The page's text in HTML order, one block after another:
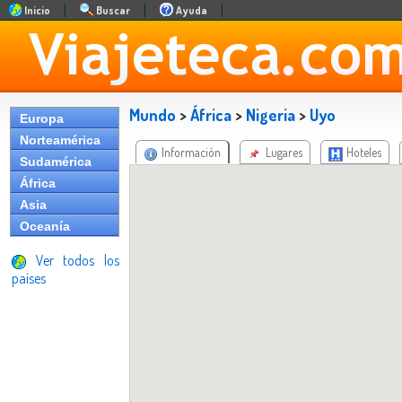
Inicio Buscar Ayuda
Europa
Norteamérica
Sudamérica
África
Asia
Oceanía
Ver todos los
países
Mundo >África > Nigeria > Uyo
Información Lugares Hoteles